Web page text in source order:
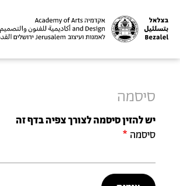
סיסמה
יש להזין סיסמה לצורך צפיה בדף זה
סיסמה